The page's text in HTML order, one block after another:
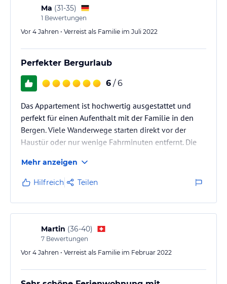
freundlichen und umsichtigen Gastgeberin…
Ma (31-35)
1 Bewertungen
Vor 4 Jahren • Verreist als Familie im Juli 2022
Perfekter Bergurlaub
6 / 6
Das Appartement ist hochwertig ausgestattet und
perfekt für einen Aufenthalt mit der Familie in den
Bergen. Viele Wanderwege starten direkt vor der
Haustür oder nur wenige Fahrminuten entfernt. Die
uns!
Mehr anzeigen
Hilfreich Teilen
Martin (36-40)
7 Bewertungen
Vor 4 Jahren • Verreist als Familie im Februar 2022